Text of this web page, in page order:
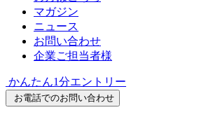
マガジン
ニュース
お問い合わせ
企業ご担当者様
かんたん1分エントリー
お電話でのお問い合わせ